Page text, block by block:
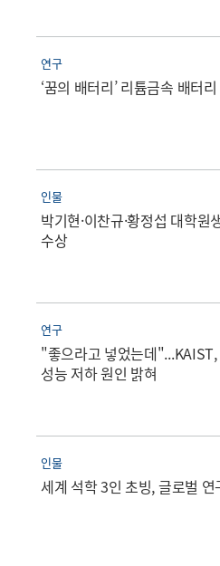
연구
‘꿈의 배터리’ 리튬금속 배터
인물
박기현·이찬규·황정섭 대학원
수상
연구
"좋으라고 넣었는데
성능 저하 원인 밝혀
인물
세계 석학 3인 초빙, 글로벌